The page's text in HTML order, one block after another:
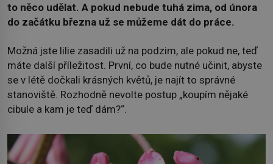
to něco udělat. A pokud nebude tuhá zima, od února
do začátku března už se můžeme dát do práce.
Možná jste lilie zasadili už na podzim, ale pokud ne, teď
máte další příležitost. První, co bude nutné učinit, abyste
se v létě dočkali krásných květů, je najít to správné
stanoviště. Rozhodně nevolte postup „koupím nějaké
cibule a kam je teď dám?“.